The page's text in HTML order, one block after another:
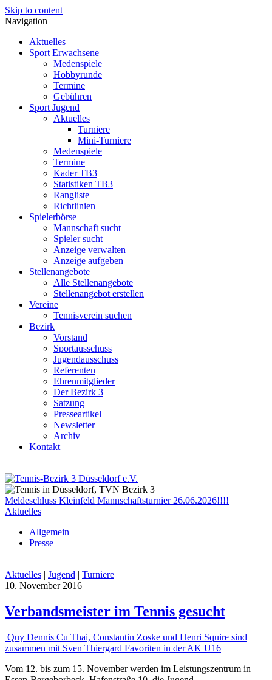
Skip to content
Navigation
Aktuelles
Sport Erwachsene
Medenspiele
Hobbyrunde
Termine
Gebühren
Sport Jugend
Aktuelles
Turniere
Mini-Turniere
Medenspiele
Termine
Kader TB3
Statistiken TB3
Rangliste
Richtlinien
Spielerbörse
Mannschaft sucht
Spieler sucht
Anzeige verwalten
Anzeige aufgeben
Stellenangebote
Alle Stellenangebote
Stellenangebot erstellen
Vereine
Tennisverein suchen
Bezirk
Vorstand
Sportausschuss
Jugendausschuss
Referenten
Ehrenmitglieder
Der Bezirk 3
Satzung
Presseartikel
Newsletter
Archiv
Kontakt
Meldeschluss Kleinfeld Mannschaftsturnier 26.06.2026!!!!
Aktuelles
Allgemein
Presse
Aktuelles | Jugend | Turniere
10. November 2016
Verbandsmeister im Tennis gesucht
Quy Dennis Cu Thai, Constantin Zoske und Henri Squire sind
zusammen mit Sven Thiergard Favoriten in der AK U16
Vom 12. bis zum 15. November werden im Leistungszentrum in